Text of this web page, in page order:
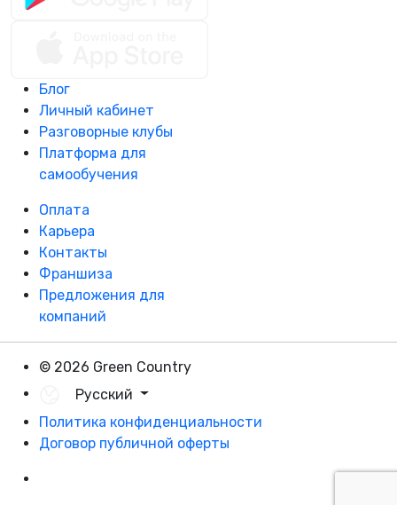
Блог
Личный кабинет
Разговорные клубы
Платформа для
самообучения
Оплата
Карьера
Контакты
Франшиза
Предложения для
компаний
© 2026 Green Country
Русский
Политика конфиденциальности
Договор публичной оферты